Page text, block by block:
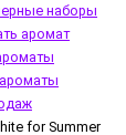
наборы
аромат
for Summer